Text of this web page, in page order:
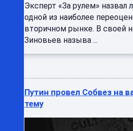
Эксперт «За рулем» назвал
одной из наиболее
вторичном рынке. В своей
Зиновьев называ ...
Путин провел Собвез на
тему